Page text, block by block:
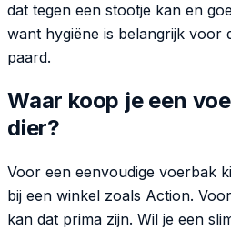
dat tegen een stootje kan en
want hygiëne is belangrijk voor
paard.
Waar koop je een
dier?
Voor een eenvoudige voerbak
bij een winkel zoals Action.
kan dat prima zijn. Wil je een